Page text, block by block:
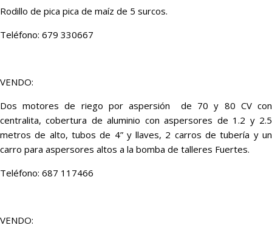
Rodillo de pica pica de maíz de 5 surcos.
Teléfono: 679 330667
VENDO:
Dos motores de riego por aspersión de 70 y 80 CV con
centralita, cobertura de aluminio con aspersores de 1.2 y 2.5
metros de alto, tubos de 4” y llaves, 2 carros de tubería y un
carro para aspersores altos a la bomba de talleres Fuertes.
Teléfono: 687 117466
VENDO: